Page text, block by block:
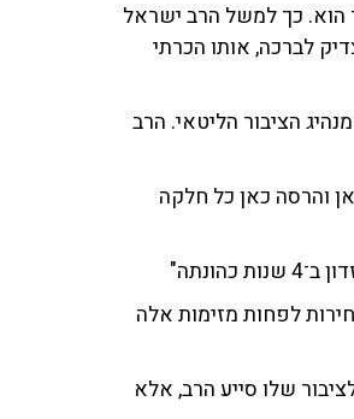
הוא. כך למשל הרב ישראל
לברכה, אותו הכרתי
הציבור הליטאי. הרב
והרסה כאן כל חלקה
לפחות מזימות אלה
שלו סייע הרב, אלא